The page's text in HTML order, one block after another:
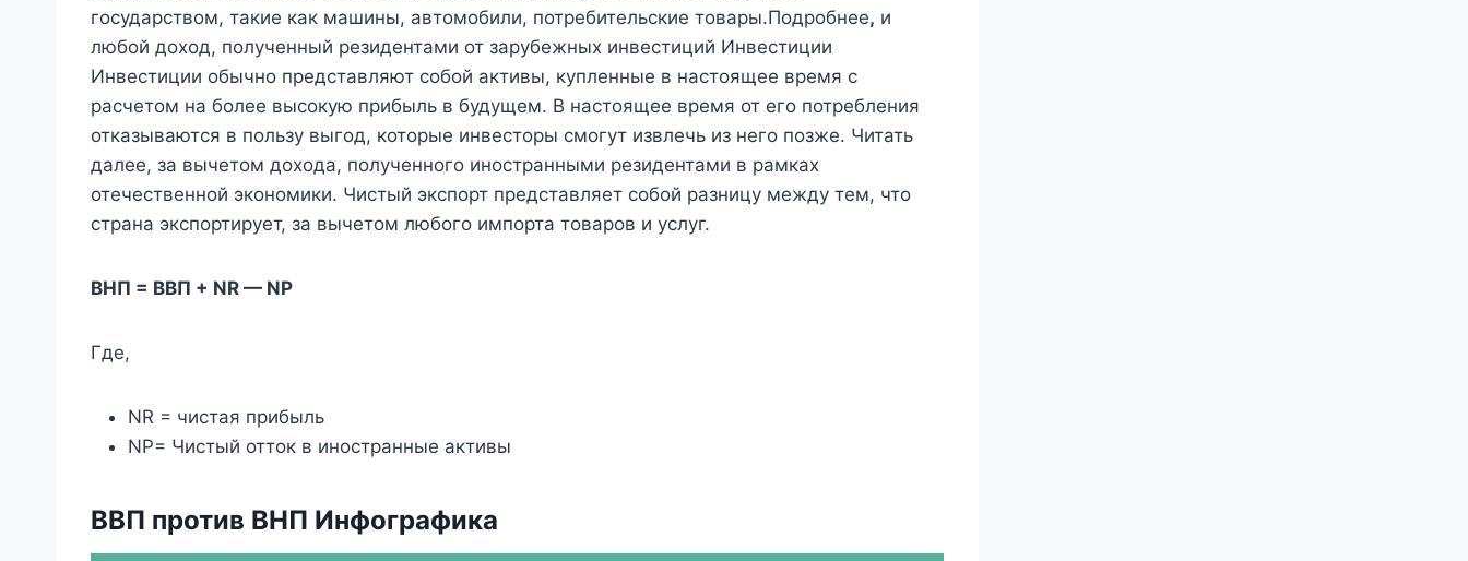
государством, такие как машины, автомобили, потребительские товары.Подробнее, и
любой доход, полученный резидентами от зарубежных инвестиций Инвестиции
Инвестиции обычно представляют собой активы, купленные в настоящее время с
расчетом на более высокую прибыль в будущем. В настоящее время от его потребления
отказываются в пользу выгод, которые инвесторы смогут извлечь из него позже. Читать
далее, за вычетом дохода, полученного иностранными резидентами в рамках
отечественной экономики. Чистый экспорт представляет собой разницу между тем, что
страна экспортирует, за вычетом любого импорта товаров и услуг.
ВНП = ВВП + NR — NP
Где,
NR = чистая прибыль
NP= Чистый отток в иностранные активы
ВВП против ВНП Инфографика